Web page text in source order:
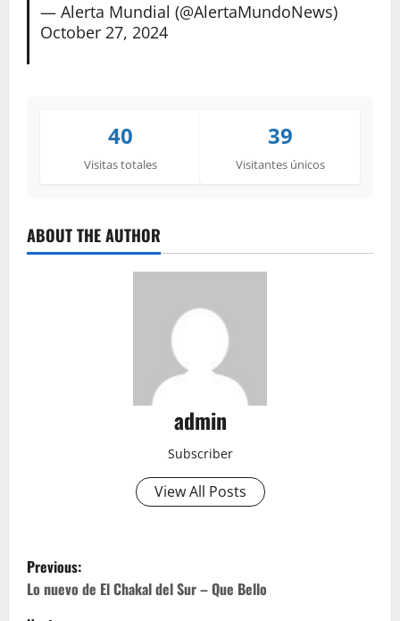
— Alerta Mundial (@AlertaMundoNews)
October 27, 2024
40
Visitas totales
39
Visitantes únicos
ABOUT THE AUTHOR
admin
Subscriber
View All Posts
P
o
Previous:
Lo nuevo de El Chakal del Sur – Que Bello